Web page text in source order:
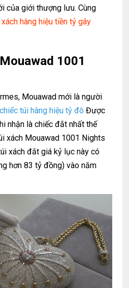
của giới thượng lưu. Cùng
hàng hiệu tiền tỷ gây
1001
Mouawad mới là người
túi hàng hiệu tỷ đô Được
nhận là chiếc đắt nhất thế
xách Mouawad 1001 Nights
xách đắt giá kỷ lục này có
hơn 83 tỷ đồng) vào năm